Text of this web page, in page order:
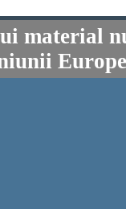
material